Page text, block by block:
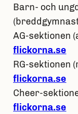
Barn- och
AG-sektionen
flickorna.se
RG-sektionen
flickorna.se
Cheer-
flickorna.se